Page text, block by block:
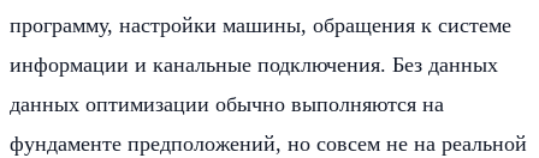
программу, настройки машины, обращения к системе
информации и канальные подключения. Без данных
данных оптимизации обычно выполняются на
фундаменте предположений, но совсем не на реальной